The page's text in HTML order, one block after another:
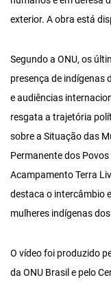
exterior. A obra está
Segundo a ONU, os
presença de indígenas
e audiências
resgata a trajetória
sobre a Situação das
Permanente dos
Acampamento Terra
destaca o intercâmbio
mulheres indígenas
O vídeo foi produzido
da ONU Brasil e pelo